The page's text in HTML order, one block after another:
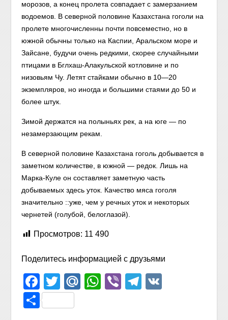
морозов, а конец пролета совпадает с замерзанием
водоемов. В северной половине Казахстана гоголи на
пролете многочисленны почти повсеместно, но в
южной обычны только на Каспии, Аральском море и
Зайсане, будучи очень редкими, скорее случайными
птицами в Бглхаш-Алакульской котловине и по
низовьям Чу. Летят стайками обычно в 10—20
экземпляров, но иногда и большими стаями до 50 и
более штук.
Зимой держатся на полыньях рек, а на юге — по
незамерзающим рекам.
В северной половине Казахстана гоголь добывается в
заметном количестве, в южной — редок. Лишь на
Марка-Куле он составляет заметную часть
добываемых здесь уток. Качество мяса гоголя
значительно ::уже, чем у речных уток и некоторых
чернетей (голубой, белоглазой).
Просмотров: 11 490
Поделитесь информацией с друзьями
Facebook
TwitterMail.Ru
WhatsApp
ViberTelegram
Отправить